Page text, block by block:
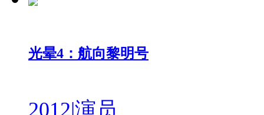
光晕4：航向黎明号
2012|演员